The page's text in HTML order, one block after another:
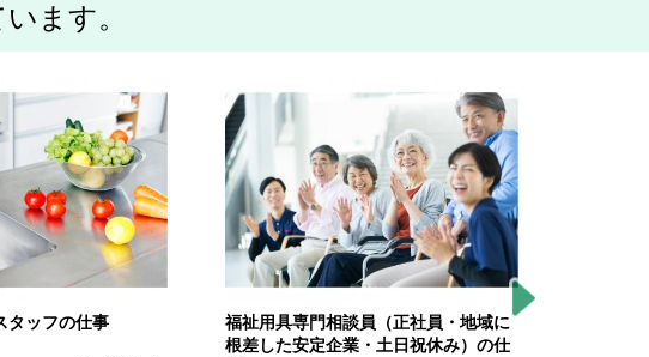
ます。
タッフの仕事
福祉用具専門相談員（正社員・地域に
根差した安定企業・土日祝休み）の仕